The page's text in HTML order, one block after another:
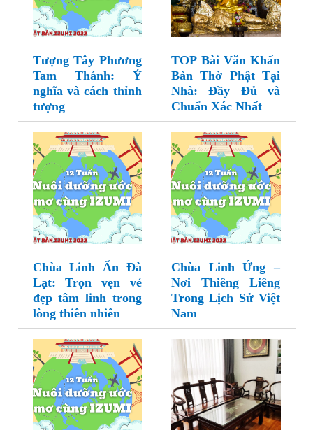
Tượng Tây Phương
Tam Thánh: Ý
nghĩa và cách thỉnh
tượng
TOP Bài Văn Khấn
Bàn Thờ Phật Tại
Nhà: Đầy Đủ và
Chuẩn Xác Nhất
Chùa Linh Ẩn Đà
Lạt: Trọn vẹn vẻ
đẹp tâm linh trong
lòng thiên nhiên
Chùa Linh Ứng –
Nơi Thiêng Liêng
Trong Lịch Sử Việt
Nam